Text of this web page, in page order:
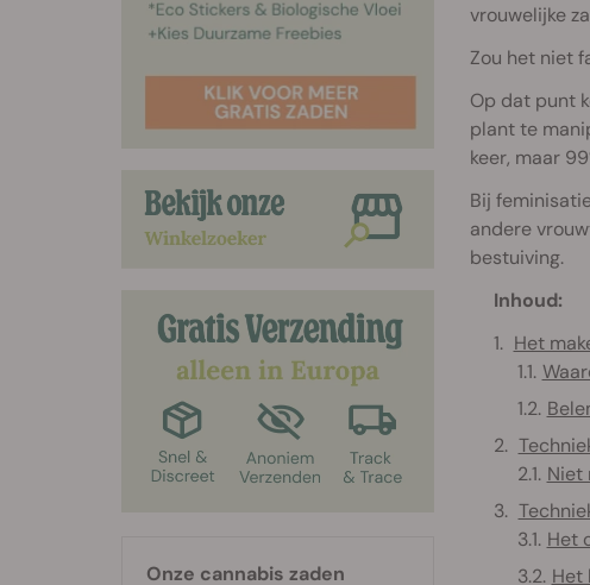
vrouwelijke
Zou het niet
Op dat punt
plant te
keer, maar
Bij
andere
bestuiving.
Inhoud:
Het
Niet
Het
Het
Onze cannabis zaden